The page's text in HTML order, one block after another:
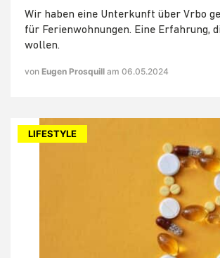
Wir haben eine Unterkunft über Vrbo
für Ferienwohnungen. Eine Erfahrung,
wollen.
von Eugen Prosquill am 06.05.2024
LIFESTYLE